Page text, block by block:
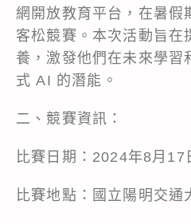
網開放教育平台，在暑假
客松競賽。本次活動旨在
養，激發他們在未來學習
式 AI 的潛能。
二、競賽資訊：
比賽日期：2024年8月
比賽地點：國立陽明交通